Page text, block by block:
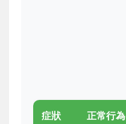
症狀 正常行為